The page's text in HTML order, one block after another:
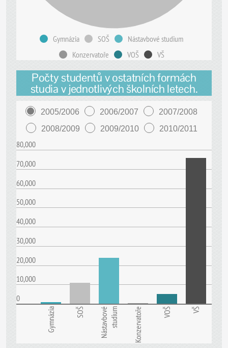
Gymnázia SOŠ
Nástavbové studium
Konzervatoře
VOŠ VŠ
Počty studentů v ostatních formách
studia v jednotlivých školních letech.
2005/2006 2006/2007
2007/2008
2008/2009
2009/2010 2010/2011
80,000
70,000
60,000
50,000
40,000
30,000
20,000
10,000
0
Gymnázia SOŠ Nástavbové studium Konzervatoře VOŠ VŠ